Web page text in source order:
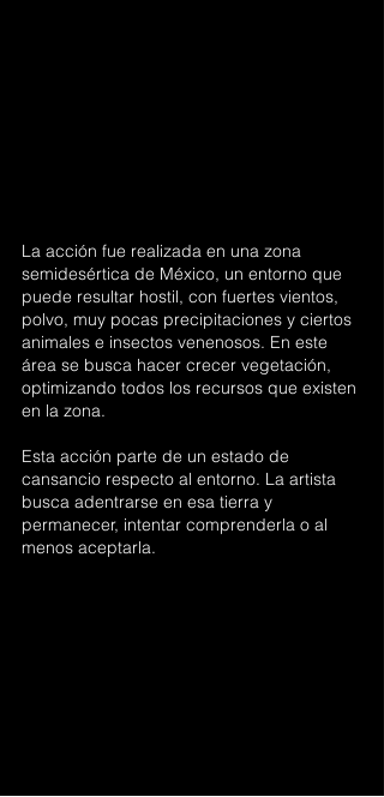
La acción fue realizada en una zona
semidesértica de México, un entorno que
puede resultar hostil, con fuertes vientos,
polvo, muy pocas precipitaciones y ciertos
animales e insectos venenosos. En este
área se busca hacer crecer vegetación,
optimizando todos los recursos que existen
en la zona.
Esta acción parte de un estado de
cansancio respecto al entorno. La artista
busca adentrarse en esa tierra y
permanecer, intentar comprenderla o al
menos aceptarla.